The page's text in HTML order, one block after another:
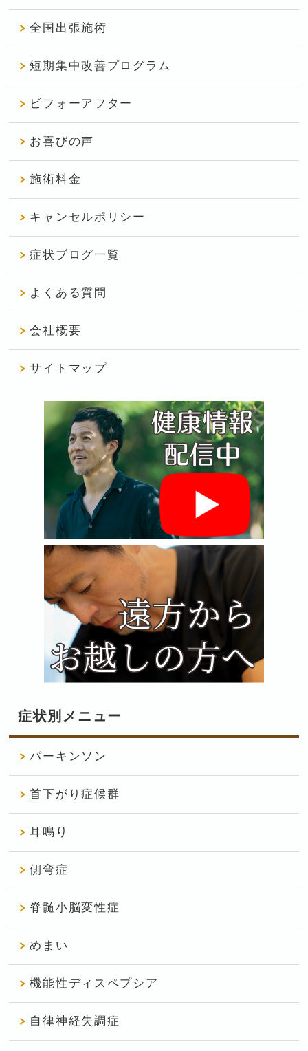
全国出張施術
短期集中改善プログラム
ビフォーアフター
お喜びの声
施術料金
キャンセルポリシー
症状ブログ一覧
よくある質問
会社概要
サイトマップ
症状別メニュー
パーキンソン
首下がり症候群
耳鳴り
側弯症
脊髄小脳変性症
めまい
機能性ディスペプシア
自律神経失調症